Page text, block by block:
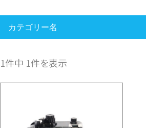
1件中 1件を表示